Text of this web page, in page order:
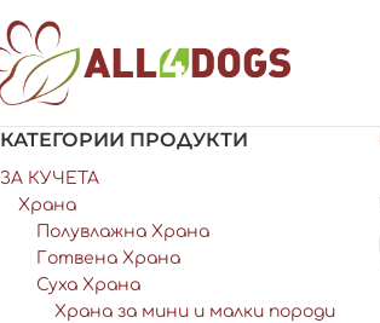
КАТЕГОРИИ ПРОДУКТИ
ЗА КУЧЕТА
Храна
Полувлажна Храна
Готвена Храна
Суха Храна
Храна за мини и малки породи